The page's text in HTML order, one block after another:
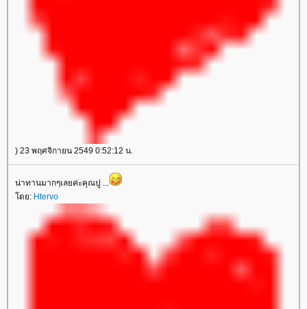
) 23 พฤศจิกายน 2549 0:52:12 น.
น่าทานมากๆเลยค่ะคุณปู ...
ดย: Htervo